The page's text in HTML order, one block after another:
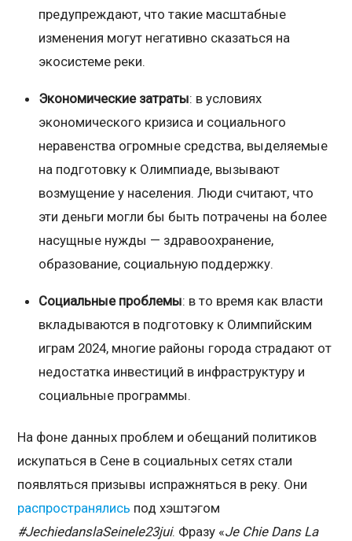
предупреждают, что такие масштабные
изменения могут негативно сказаться на
экосистеме реки.
Экономические затраты: в условиях
экономического кризиса и социального
неравенства огромные средства, выделяемые
на подготовку к Олимпиаде, вызывают
возмущение у населения. Люди считают, что
эти деньги могли бы быть потрачены на более
насущные нужды — здравоохранение,
образование, социальную поддержку.
Социальные проблемы: в то время как власти
вкладываются в подготовку к Олимпийским
играм 2024, многие районы города страдают от
недостатка инвестиций в инфраструктуру и
социальные программы.
На фоне данных проблем и обещаний политиков
искупаться в Сене в социальных сетях стали
появляться призывы испражняться в реку. Они
распространялись под хэштэгом
#JechiedanslaSeinele23jui. Фразу «Je Chie Dans La